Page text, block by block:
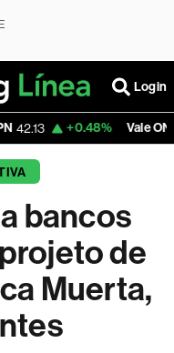
Login
+0.48% Vale ON 75.39 -
bancos
de
Muerta,